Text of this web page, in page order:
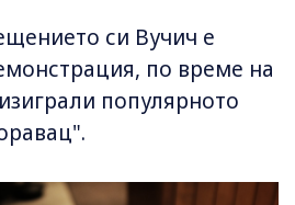
си Вучич е
по време на
популярното